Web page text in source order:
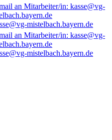
mistelbach.bayern.de
mistelbach.bayern.de